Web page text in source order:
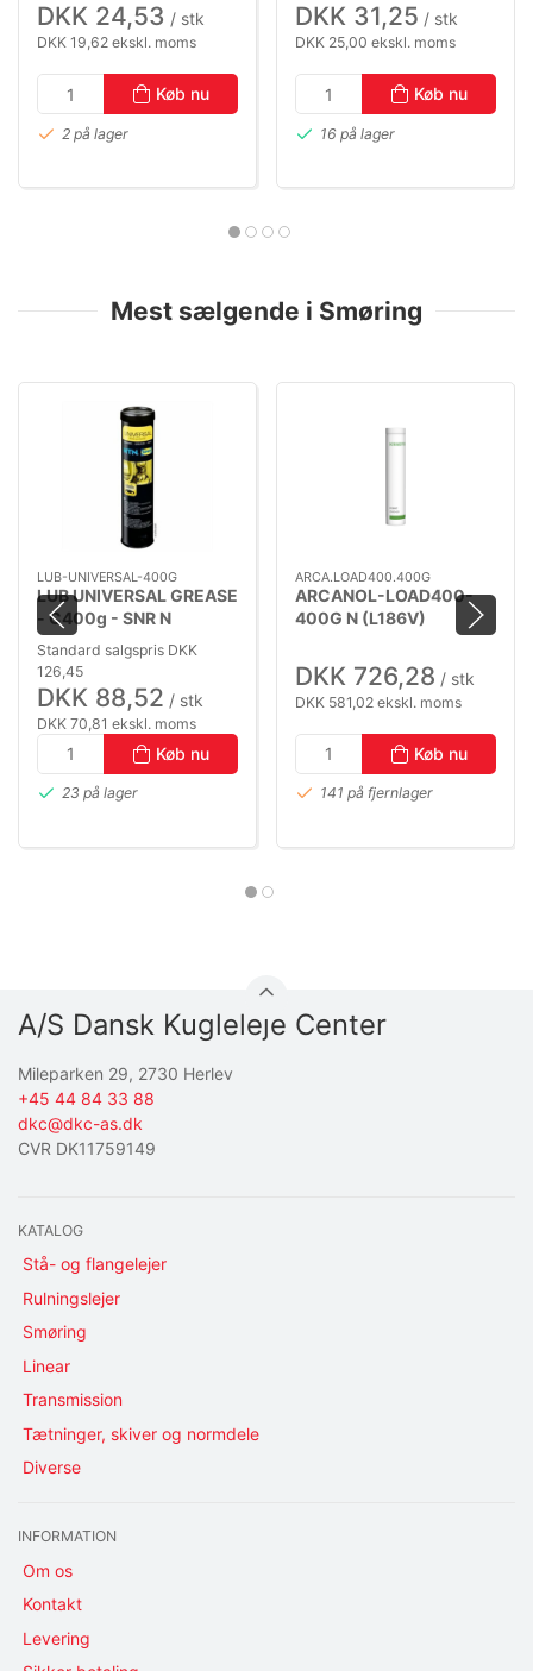
DKK 24,53 / stk
DKK 19,62 ekskl. moms
Køb nu
2 på lager
DKK 31,25 / stk
DKK 25,00 ekskl. moms
Køb nu
16 på lager
Mest sælgende i Smøring
LUB-UNIVERSAL-400G
LUB UNIVERSAL GREASE
- C400g - SNR N
UNIVERSAL FEDT (-20
TO +120°C)
Standard salgspris DKK
126,45
DKK 88,52 / stk
DKK 70,81 ekskl. moms
Køb nu
23 på lager
ARCA.LOAD400.400G
ARCANOL-LOAD400-
400G N (L186V)
OPERATING TEMP.: -40
°C TO +130
DKK 726,28 / stk
DKK 581,02 ekskl. moms
Køb nu
141 på fjernlager
A/S Dansk Kugleleje Center
Mileparken 29, 2730 Herlev
+45 44 84 33 88
dkc@dkc-as.dk
CVR DK11759149
KATALOG
Stå- og flangelejer
Rulningslejer
Smøring
Linear
Transmission
Tætninger, skiver og normdele
Diverse
INFORMATION
Om os
Kontakt
Levering